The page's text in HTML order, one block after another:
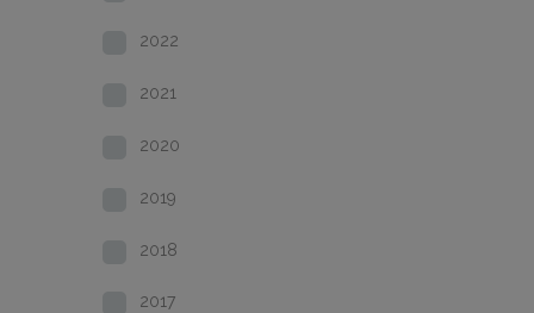
2022
2021
2020
2019
2018
2017